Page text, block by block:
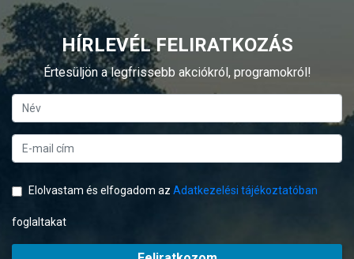
HÍRLEVÉL FELIRATKOZÁS
Értesüljön a legfrissebb akciókról, programokról!
Elolvastam és elfogadom az Adatkezelési tájékoztatóban
foglaltakat